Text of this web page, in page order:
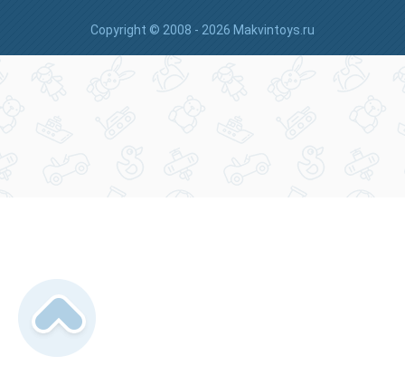
Copyright © 2008 - 2026 Makvintoys.ru